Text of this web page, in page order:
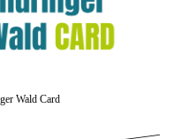
Wald Card